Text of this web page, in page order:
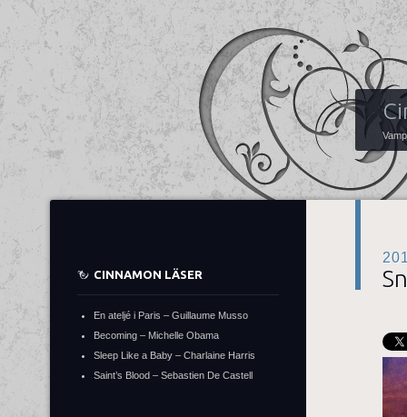
CINNAMON LÄSER
En ateljé i Paris – Guillaume Musso
Becoming – Michelle Obama
Sleep Like a Baby – Charlaine Harris
Saint’s Blood – Sebastien De Castell